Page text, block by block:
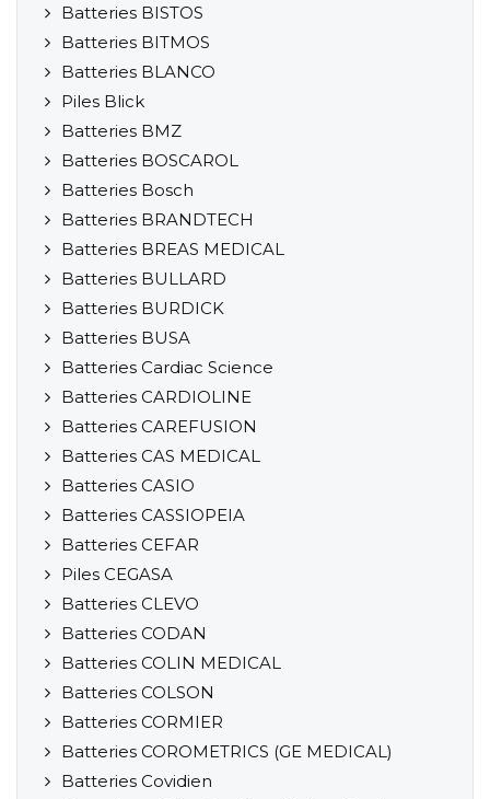
Batteries BISTOS
Batteries BITMOS
Batteries BLANCO
Piles Blick
Batteries BMZ
Batteries BOSCAROL
Batteries Bosch
Batteries BRANDTECH
Batteries BREAS MEDICAL
Batteries BULLARD
Batteries BURDICK
Batteries BUSA
Batteries Cardiac Science
Batteries CARDIOLINE
Batteries CAREFUSION
Batteries CAS MEDICAL
Batteries CASIO
Batteries CASSIOPEIA
Batteries CEFAR
Piles CEGASA
Batteries CLEVO
Batteries CODAN
Batteries COLIN MEDICAL
Batteries COLSON
Batteries CORMIER
Batteries COROMETRICS (GE MEDICAL)
Batteries Covidien